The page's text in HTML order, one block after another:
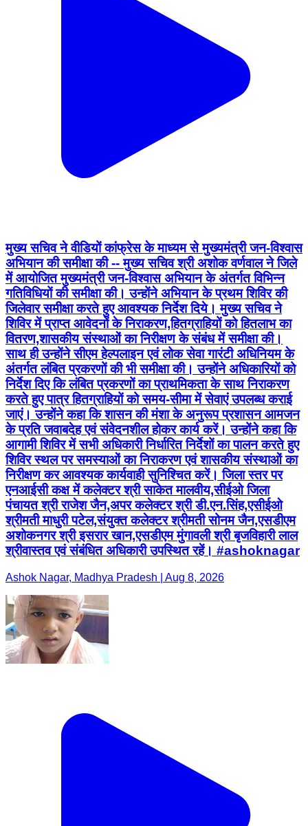
मुख्य सचिव ने वीडियों कांफ्रेस के माध्‍यम से मुख्यमंत्री जन-विश्वास
अभियान की समीक्षा की -- मुख्य सचिव श्री अशोक वर्णवाल ने जिले
में आयोजित मुख्यमंत्री जन-विश्वास अभियान के अंतर्गत विभिन्न
गतिविधियों की समीक्षा की। उन्होंने अभियान के प्रथम शिविर की
जिलेवार समीक्षा करते हुए आवश्‍यक निर्देश दिये। मुख्य सचिव ने
शिविर में प्राप्‍त आवेदनों के निराकरण,हितग्राहियों को हितलाभ का
वितरण,शासकीय संस्‍थाओं का निरीक्षण के संबंध में समीक्षा की।
साथ ही उन्‍होंने सीएम हेल्पलाइन एवं लोक सेवा गारंटी अधिनियम के
अंतर्गत लंबित प्रकरणों की भी समीक्षा की। उन्होंने अधिकारियों को
निर्देश दिए कि लंबित प्रकरणों का प्राथमिकता के साथ निराकरण
करते हुए पात्र हितग्राहियों को समय-सीमा में सेवाएं उपलब्ध कराई
जाएं। उन्होंने कहा कि शासन की मंशा के अनुरूप प्रशासन आमजन
के प्रति जवाबदेह एवं संवेदनशील होकर कार्य करें। उन्‍होंने कहा कि
आगामी शिविर में सभी अधिकारी निर्धारित निर्देशों का पालन करते हुए
शिविर स्‍थल पर समस्‍याओं का निराकरण एवं शासकीय संस्‍थाओं का
निरीक्षण कर आवश्‍यक कार्यवाही सुनिश्चित करें। जिला स्‍तर पर
एनआईसी कक्ष में कलेक्‍टर श्री साकेत मालवीय,सीईओ जिला
पंचायत श्री राजेश जैन,अपर कलेक्‍टर श्री डी.एन.सिंह,एसीईओ
श्रीमती माधुरी पटेल,संयुक्‍त कलेक्‍टर श्रीमती सोनम जैन,एसडीएम
अशोकनगर श्री इसरार खान,एसडीएम मुंगावली श्री बृजविहारी लाल
श्रीवास्‍तव एवं संबंधित अधिकारी उपस्थित रहें। #ashoknagar
Ashok Nagar, Madhya Pradesh | Aug 8, 2026